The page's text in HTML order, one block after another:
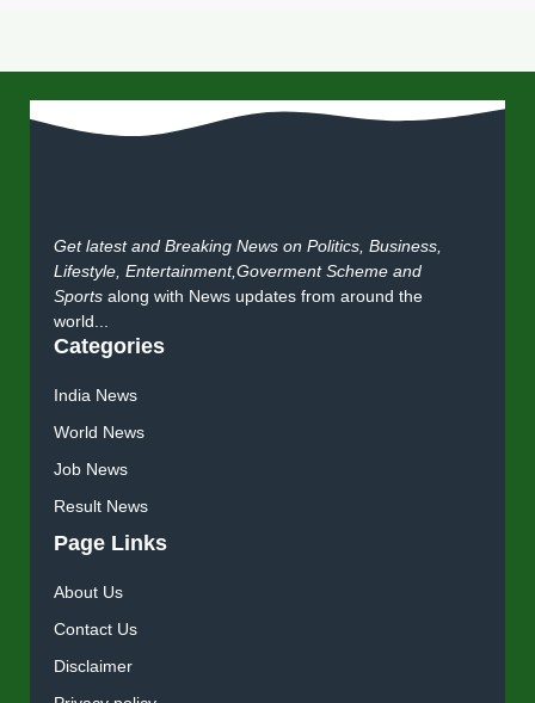
Get latest and Breaking News on Politics, Business,
Lifestyle, Entertainment,Goverment Scheme and
Sports along with News updates from around the
world...
Categories
India News
World News
Job News
Result News
Page Links
About Us
Contact Us
Disclaimer